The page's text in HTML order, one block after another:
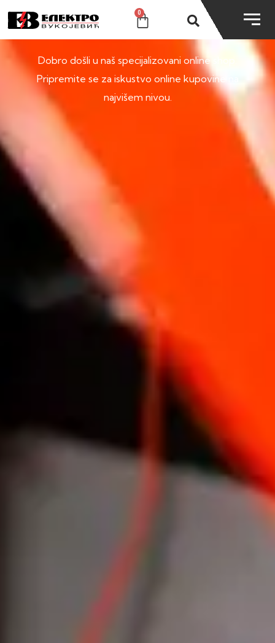
0
SHOP
Dobro došli u naš specijalizovani online shop.
Pripremite se za iskustvo online kupovine na
najvišem nivou.